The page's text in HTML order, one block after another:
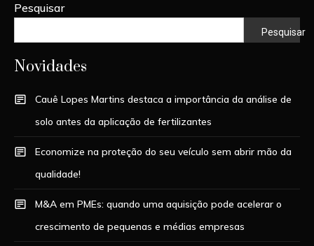
Pesquisar
Pesquisar
Novidades
Cauê Lopes Martins destaca a importância da análise de
solo antes da aplicação de fertilizantes
Economize na proteção do seu veículo sem abrir mão da
qualidade!
M&A em PMEs: quando uma aquisição pode acelerar o
crescimento de pequenas e médias empresas